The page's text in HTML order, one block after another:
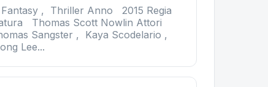
, Thriller Anno 2015 Regia
Thomas Scott Nowlin Attori
Sangster , Kaya Scodelario ,
Lee...